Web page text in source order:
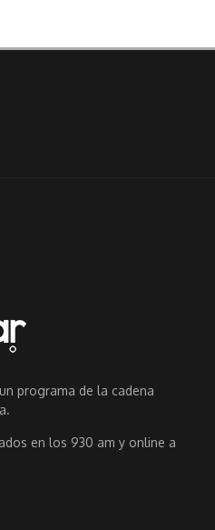
programa de la cadena
en los 930 am y online a